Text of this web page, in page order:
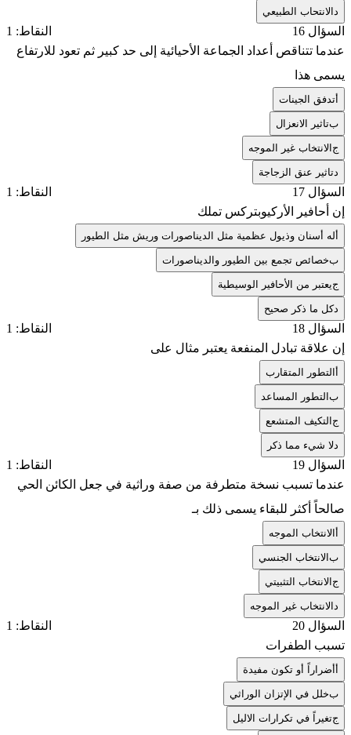
الانتحاب الطبيعي
السؤال 16
النقاط: 1
عندما تتناقص أعداد الجماعة الأحيائية إلى حد كبير ثم تعود للارتفاع
يسمى هذا
تدفق الجينات
بتاثير الانعزال
جالانتخاب غير الموجه
تاثير عنق الزجاجة
السؤال 17
النقاط: 1
إن أحافير الأركيوبتركس تملك
له أسنان وذيول عظمية مثل الديناصورات وريش مثل الطيور
بخصائص تجمع بين الطيور والديناصورات
جيعتبر من الأحافير الوسيطية
كل ما ذكر صحيح
السؤال 18
النقاط: 1
إن علاقة تبادل المنفعة يعتبر مثال على
التطور المتقارب
بالتطور المساعد
جالتكيف المتشعع
لا شيء مما ذكر
السؤال 19
النقاط: 1
عندما تسبب نسخة متطرفة من صفة وراثية في جعل الكائن الحي
صالحاً أكثر للبقاء يسمى ذلك بـ
الانتخاب الموجه
بالانتخاب الجنسي
جالانتخاب التثبيتي
الانتخاب غير الموجه
السؤال 20
النقاط: 1
تسبب الطفرات
أضراراً أو تكون مفيدة
بخلل في الإتزان الوراثي
جتغيراً في تكرارات الاليل